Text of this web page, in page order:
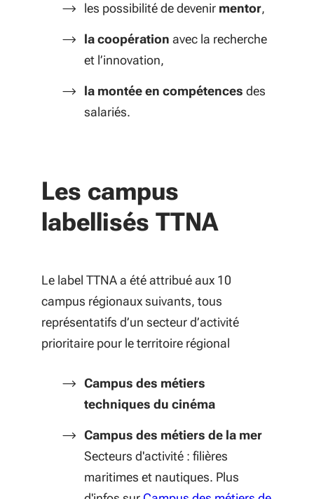
les possibilité de devenir mentor,
la coopération avec la recherche
et l’innovation,
la montée en compétences des
salariés.
Les campus
labellisés TTNA
Le label TTNA a été attribué aux 10
campus régionaux suivants, tous
représentatifs d’un secteur d’activité
prioritaire pour le territoire régional
Campus des métiers
techniques du cinéma
Campus des métiers de la mer
Secteurs d'activité : filières
maritimes et nautiques. Plus